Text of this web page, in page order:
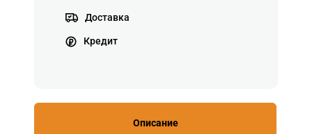
Доставка
Кредит
Описание